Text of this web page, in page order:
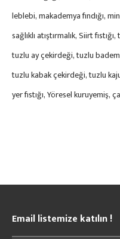
leblebi makademya fındığı
sağlıklı atıştırmalık Siirt fıstığı
tuzlu ay çekirdeği tuzlu badem
tuzlu kabak çekirdeği tuzlu
yer fıstığı Yöresel kuruyemiş
Email listemize katılın !